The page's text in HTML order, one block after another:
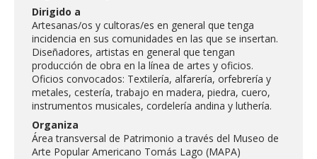
Estudiantes
Académicas/os
Funcionarias/os
Egresadas/os
Dirigido a
Artesanas/os y cultoras/es en general que tenga
incidencia en sus comunidades en las que se insertan.
Diseñadores, artistas en general que tengan
producción de obra en la línea de artes y oficios.
Oficios convocados: Textilería, alfarería, orfebrería y
metales, cestería, trabajo en madera, piedra, cuero,
instrumentos musicales, cordelería andina y luthería.
Organiza
Área transversal de Patrimonio a través del Museo de
Arte Popular Americano Tomás Lago (MAPA)